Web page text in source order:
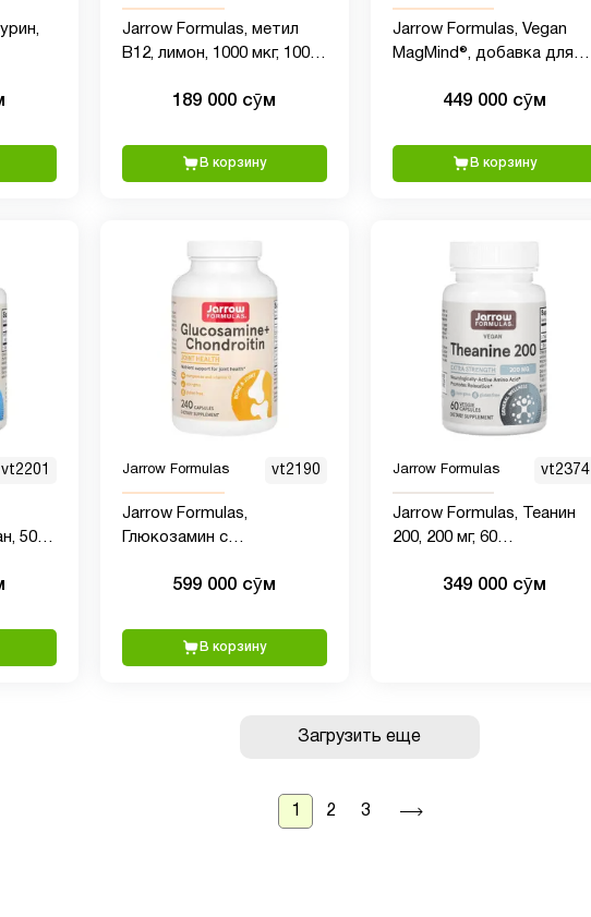
Jarrow Formulas, метил
B12, лимон, 1000 мкг, 100
189 000 сӯм
В корзину
Jarrow Formulas, Vegan
MagMind®, добавка для
растительных капсул (48
449 000 сӯм
В корзину
vt2201
50
Jarrow Formulas vt2190
Jarrow Formulas,
Глюкозамин с
599 000 сӯм
В корзину
Jarrow Formulas vt2374
Jarrow Formulas, Теанин
200, 200 мг, 60
349 000 сӯм
Загрузить еще
1 2 3